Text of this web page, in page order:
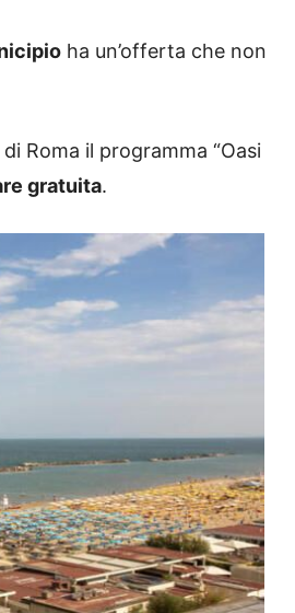
ha un’offerta che non
Roma il programma “Oasi
gratuita.